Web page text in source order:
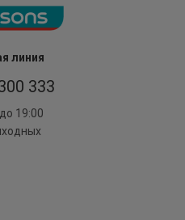
линия
333
19:00